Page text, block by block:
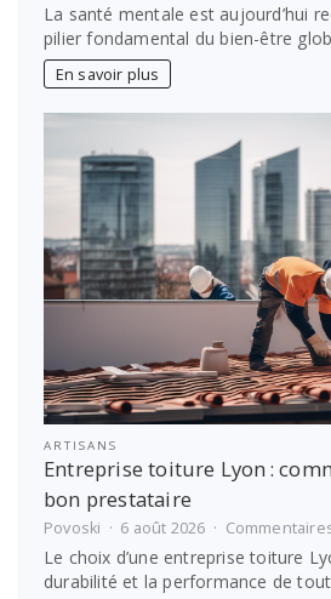
La santé mentale est aujourd’hui
pilier fondamental du bien-être
En savoir plus
ARTISANS
Entreprise toiture Lyon :
bon prestataire
Povoski 6 août 2026
Le choix d’une entreprise toiture
durabilité et la performance de